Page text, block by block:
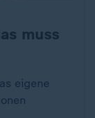
muss
eigene